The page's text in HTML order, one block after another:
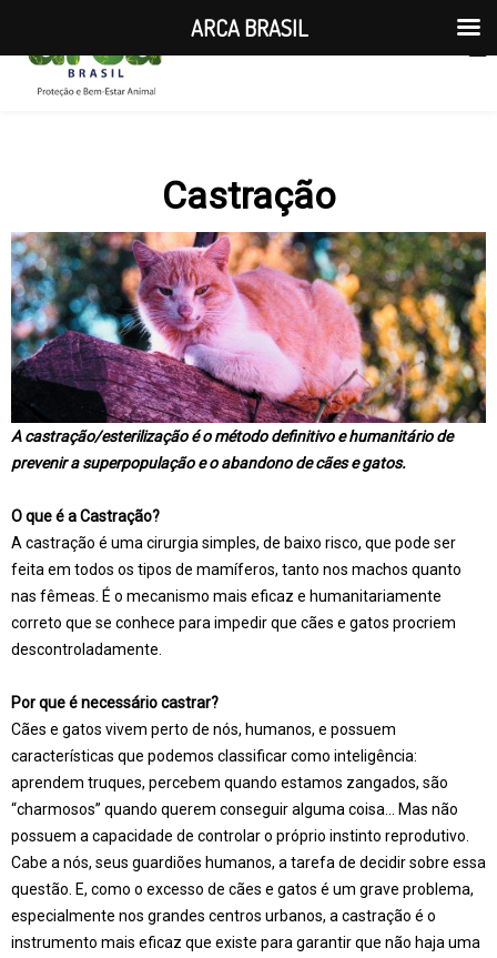
Castração
A castração/esterilização é o método definitivo e humanitário de
prevenir a superpopulação e o abandono de cães e gatos.
O que é a Castração?
A castração é uma cirurgia simples, de baixo risco, que pode ser
feita em todos os tipos de mamíferos, tanto nos machos quanto
nas fêmeas. É o mecanismo mais eficaz e humanitariamente
correto que se conhece para impedir que cães e gatos procriem
descontroladamente.
Por que é necessário castrar?
Cães e gatos vivem perto de nós, humanos, e possuem
características que podemos classificar como inteligência:
aprendem truques, percebem quando estamos zangados, são
“charmosos” quando querem conseguir alguma coisa… Mas não
possuem a capacidade de controlar o próprio instinto reprodutivo.
Cabe a nós, seus guardiões humanos, a tarefa de decidir sobre essa
questão. E, como o excesso de cães e gatos é um grave problema,
especialmente nos grandes centros urbanos, a castração é o
instrumento mais eficaz que existe para garantir que não haja uma
ARCA BRASIL